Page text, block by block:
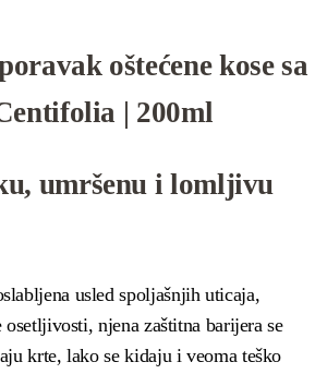
oštećene kose sa
| 200ml
umršenu i lomljivu
usled spoljašnjih uticaja,
njena zaštitna barijera se
krte, lako se kidaju i veoma teško